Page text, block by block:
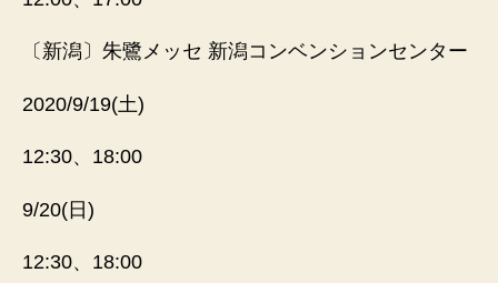
〔新潟〕朱鷺メッセ 新潟コンベンションセンター
2020/9/19(土)
12:30、18:00
9/20(日)
12:30、18:00